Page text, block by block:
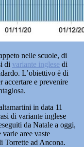
nelle scuole, di
di variante inglese di
L’obiettivo è di
e prevenire
in data 11
di variante inglese
da Natale a oggi,
aree vaste
Torrette ad Ancona.